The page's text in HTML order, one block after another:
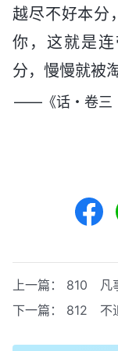
越尽不好本分
你，这就是
分，慢慢就被
——《话・卷三
上一篇： 810 凡
下一篇： 812 不